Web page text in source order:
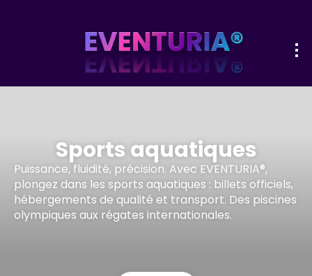
Sports aquatiques
Puissance, fluidité, précision. Avec EVENTURIA®,
plongez dans les sports aquatiques : billets officiels,
hébergements de qualité et transport. Des piscines
olympiques aux régates internationales.